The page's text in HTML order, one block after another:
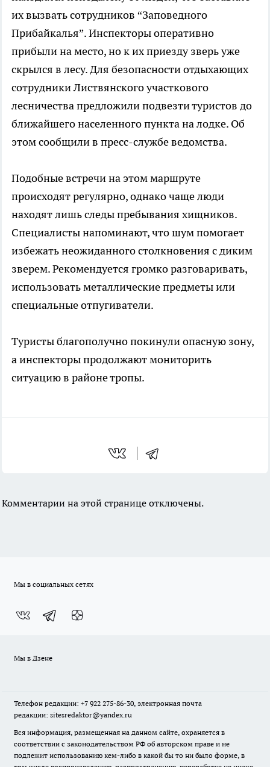
их вызвать сотрудников “Заповедного
Прибайкалья”. Инспекторы оперативно
прибыли на место, но к их приезду зверь уже
скрылся в лесу. Для безопасности отдыхающих
сотрудники Листвянского участкового
лесничества предложили подвезти туристов до
ближайшего населенного пункта на лодке. Об
этом сообщили в пресс-службе ведомства.
Подобные встречи на этом маршруте
происходят регулярно, однако чаще люди
находят лишь следы пребывания хищников.
Специалисты напоминают, что шум помогает
избежать неожиданного столкновения с диким
зверем. Рекомендуется громко разговаривать,
использовать металлические предметы или
специальные отпугиватели.
Туристы благополучно покинули опасную зону,
а инспекторы продолжают мониторить
ситуацию в районе тропы.
Комментарии на этой странице отключены.
Мы в социальных сетях
Мы в Дзене
Телефон редакции: +7 922 275-86-30, электронная почта
редакции: sitesredaktor@yandex.ru
Вся информация, размещенная на данном сайте, охраняется в
соответствии с законодательством РФ об авторском праве и не
подлежит использованию кем-либо в какой бы то ни было форме, в